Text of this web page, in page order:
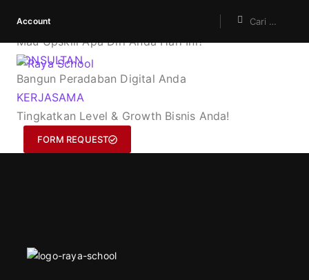
Account
KURSUS
Mau Upskill Apa Diri Anda Hari Ini?
KONSULTAN
Bangun Peradaban Digital Anda
KERJASAMA
Tingkatkan Level & Growth Bisnis Anda!
FORM REQUEST